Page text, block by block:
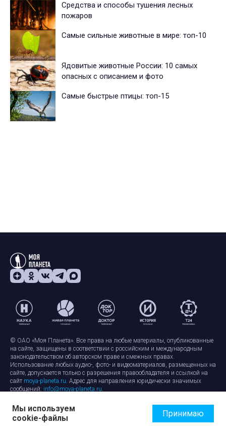
Средства и способы тушения лесных
пожаров
Самые сильные животные в мире: топ-10
Ядовитые животные России: 10 самых
опасных с описанием и фото
Самые быстрые птицы: топ-15
© ОАО «Моя Планета». Все права на любые материалы, опубликованные
на сайте, защищены в соответствии с российским и международным
законодательством об авторском праве и смежных правах.
Использование любых аудио-, фото- и видеоматериалов, размещенных на
сайте, допускается только с разрешения правообладателя и ссылкой на
сайт moya-planeta.ru. Адрес для направления юридически значимых
сообщений: info@moya-planeta.ru.
Правила сайтаРабота с cookie-файлами
Защита персональных данных
Обработка персональных данных
Мы используем
cookie-файлы
Принимаю